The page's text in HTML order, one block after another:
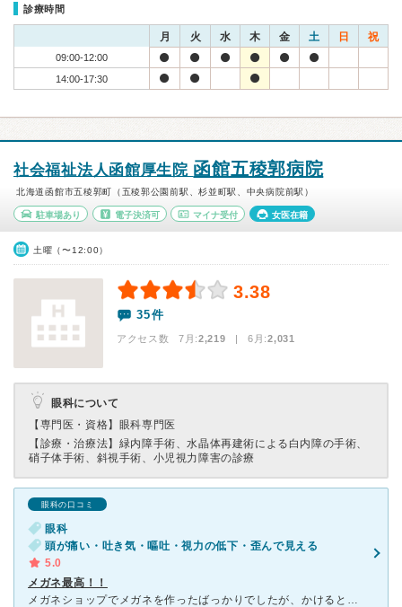
診療時間
月 火 水 木 金 土 日 祝
09:00-12:00
14:00-17:30
社会福祉法人函館厚生院 函館五稜郭病院
北海道函館市五稜郭町（五稜郭公園前駅、杉並町駅、中央病院前駅）
駐車場あり 電子決済可 マイナ受付 女医在籍
土曜（〜12:00）
3.38
35件
アクセス数 7月:2,219 | 6月:2,031
眼科について
【専門医・資格】 眼科専門医
【診療・治療法】 緑内障手術、水晶体再建術による白内障の手術、
硝子体手術、斜視手術、小児視力障害の診療
眼科の口コミ
眼科
頭が痛い・吐き気・嘔吐・視力の低下・歪んで見える
5.0
メガネ最高！！
メガネショップでメガネを作ったばっかりでしたが、かけると、物が歪んで見え、歩くとめまいを覚え、吐き気ましました。メガネショップに作り直しをお願いしましたが、ダメでした。 今度は、メガネ作りに失敗